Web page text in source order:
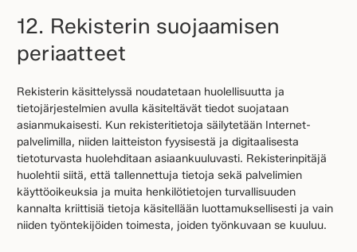
12. Rekisterin suojaamisen
periaatteet
Rekisterin käsittelyssä noudatetaan huolellisuutta ja
tietojärjestelmien avulla käsiteltävät tiedot suojataan
asianmukaisesti. Kun rekisteritietoja säilytetään Internet-
palvelimilla, niiden laitteiston fyysisestä ja digitaalisesta
tietoturvasta huolehditaan asiaankuuluvasti. Rekisterinpitäjä
huolehtii siitä, että tallennettuja tietoja sekä palvelimien
käyttöoikeuksia ja muita henkilötietojen turvallisuuden
kannalta kriittisiä tietoja käsitellään luottamuksellisesti ja vain
niiden työntekijöiden toimesta, joiden työnkuvaan se kuuluu.